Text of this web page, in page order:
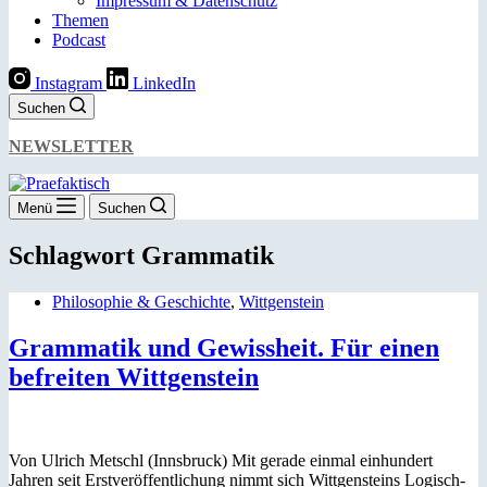
Themen
Podcast
Instagram LinkedIn
Suchen
NEWSLETTER
Menü Suchen
Schlagwort Grammatik
Philosophie & Geschichte, Wittgenstein
Grammatik und Gewissheit. Für einen
befreiten Wittgenstein
Von Ulrich Metschl (Innsbruck) Mit gerade einmal einhundert
Jahren seit Erstveröffentlichung nimmt sich Wittgensteins Logisch-